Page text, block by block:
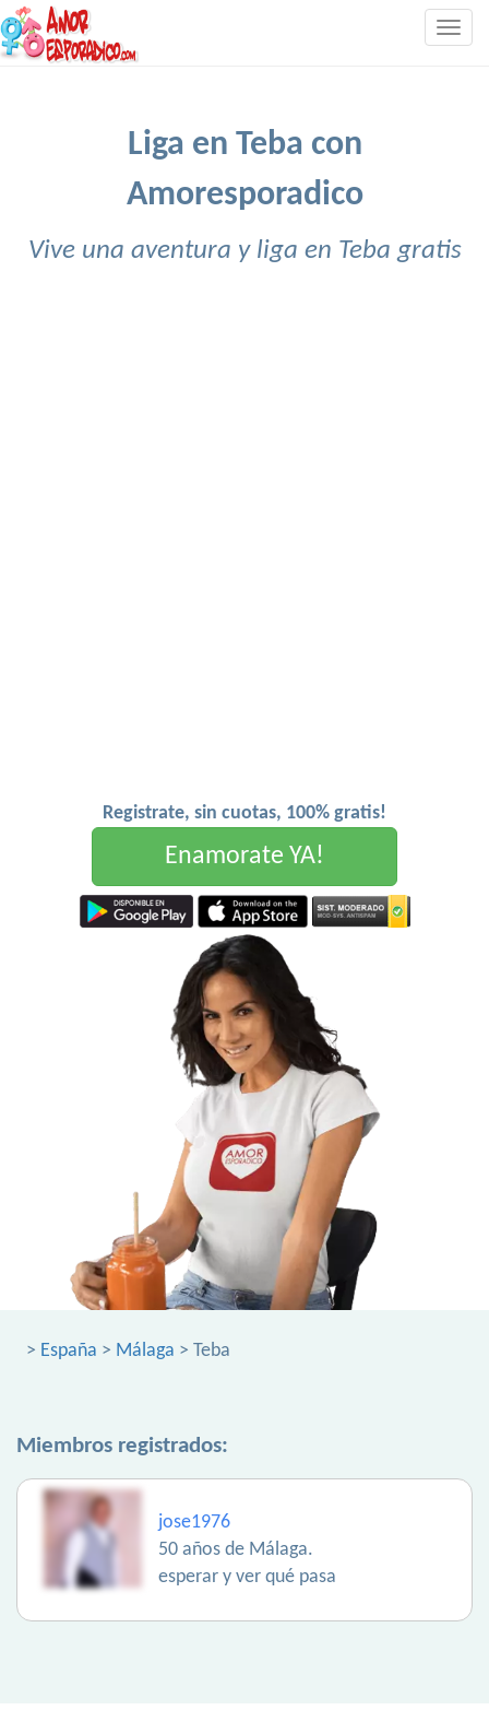
Liga en Teba con
Amoresporadico
Vive una aventura y liga en Teba gratis
Registrate, sin cuotas, 100% gratis!
Enamorate YA!
> España > Málaga > Teba
Miembros registrados:
jose1976
50 años de Málaga.
esperar y ver qué pasa